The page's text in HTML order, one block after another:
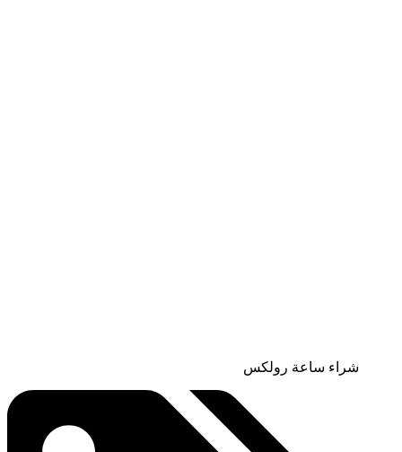
شراء ساعة رولكس